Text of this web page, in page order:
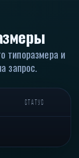
типоразмера и
запрос.
СТАТУС